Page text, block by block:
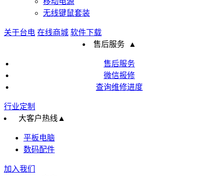
无线键鼠套装
关于台电 在线商城 软件下载
售后服务
▲
售后服务
微信报修
查询维修进度
行业定制
大客户热线 ▲
平板电脑
数码配件
加入我们